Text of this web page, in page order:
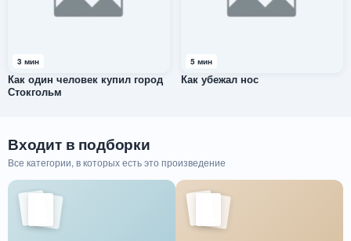
3 мин
Как один человек купил город
Стокгольм
5 мин
Как убежал нос
Входит в подборки
Все категории, в которых есть это произведение